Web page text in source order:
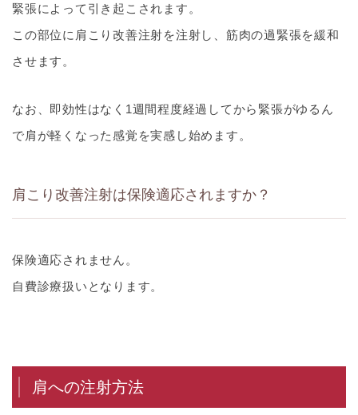
緊張によって引き起こされます。
この部位に肩こり改善注射を注射し、筋肉の過緊張を緩和
させます。
なお、即効性はなく1週間程度経過してから緊張がゆるん
で肩が軽くなった感覚を実感し始めます。
肩こり改善注射は保険適応されますか？
保険適応されません。
自費診療扱いとなります。
肩への注射方法